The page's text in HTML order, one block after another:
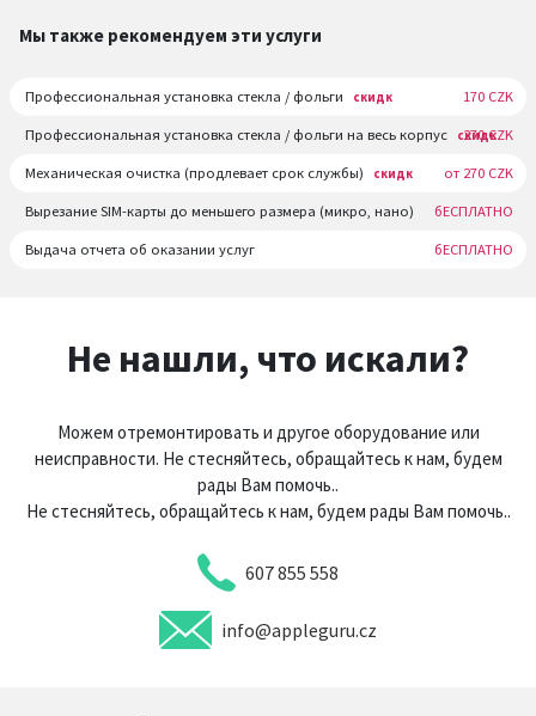
Мы также рекомендуем эти услуги
Профессиональная установка стекла / фольги скидк 170 CZK
Профессиональная установка стекла / фольги на весь корпус скидк
270 CZK
Механическая очистка (продлевает срок службы) скидк от 270 CZK
Вырезание SIM-карты до меньшего размера (микро, нано) бЕСПЛАТНО
Выдача отчета об оказании услуг бЕСПЛАТНО
Не нашли, что искали?
Можем отремонтировать и другое оборудование или
неисправности. Не стесняйтесь, обращайтесь к нам, будем
рады Вам помочь..
Не стесняйтесь, обращайтесь к нам, будем рады Вам помочь..
607 855 558
info@appleguru.cz